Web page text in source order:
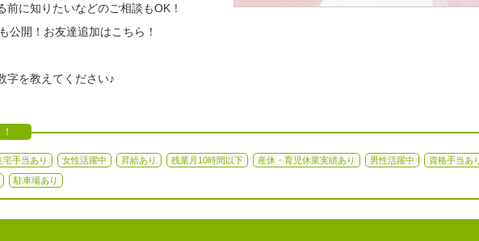
前に知りたいなどのご相談もOK！
公開！お友達追加はこちら！
字を教えてください♪
宅手当あり 女性活躍中 昇給あり 残業月10時間以下 産休・育児休業実績あり 男性活躍中 資格手当あ
駐車場あり